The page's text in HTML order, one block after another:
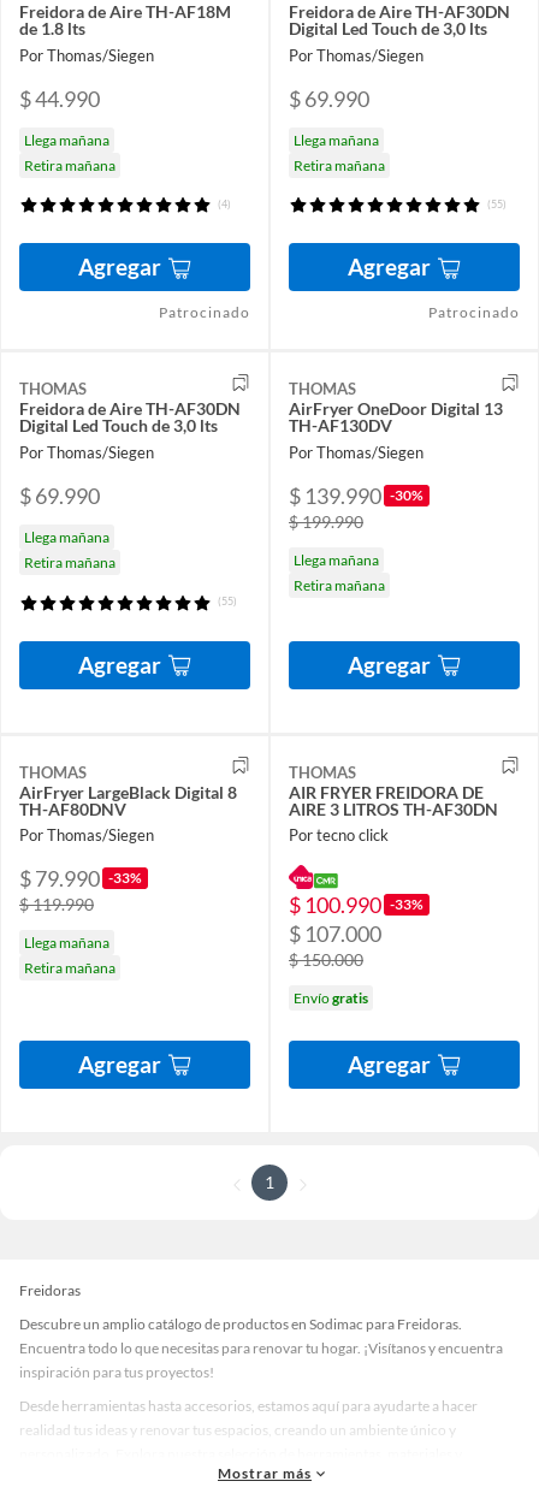
Freidora de Aire TH-AF18M
de 1.8 lts
Por Thomas/Siegen
$ 44.990
Llega mañana
Retira mañana
(4)
Agregar
Patrocinado
Freidora de Aire TH-AF30DN
Digital Led Touch de 3,0 lts
Por Thomas/Siegen
$ 69.990
Llega mañana
Retira mañana
(55)
Agregar
Patrocinado
THOMAS
Freidora de Aire TH-AF30DN
Digital Led Touch de 3,0 lts
Por Thomas/Siegen
$ 69.990
Llega mañana
Retira mañana
(55)
Agregar
THOMAS
AirFryer OneDoor Digital 13
TH-AF130DV
Por Thomas/Siegen
$ 139.990 -30%
$ 199.990
Llega mañana
Retira mañana
Agregar
THOMAS
AirFryer LargeBlack Digital 8
TH-AF80DNV
Por Thomas/Siegen
$ 79.990 -33%
$ 119.990
Llega mañana
Retira mañana
Agregar
THOMAS
AIR FRYER FREIDORA DE
AIRE 3 LITROS TH-AF30DN
Por tecno click
$ 100.990 -33%
$ 107.000
$ 150.000
Envíogratis
Agregar
1
Freidoras
Descubre un amplio catálogo de productos en Sodimac para Freidoras.
Encuentra todo lo que necesitas para renovar tu hogar. ¡Visítanos y encuentra
inspiración para tus proyectos!
Desde herramientas hasta accesorios, estamos aquí para ayudarte a hacer
realidad tus ideas y renovar tus espacios, creando un ambiente único y
accesorios de calidad que te ayudarán a crear un espacio más tú.
Mostrar más